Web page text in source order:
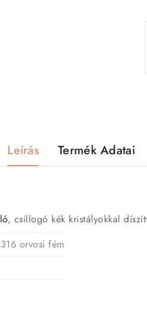
Leírás Termék Adatai
, csillogó kék kristályokkal
orvosi fém